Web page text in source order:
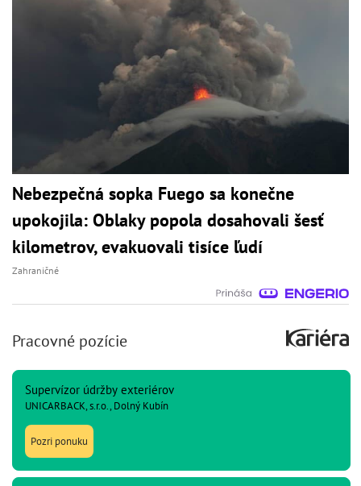
Nebezpečná sopka Fuego sa konečne
upokojila: Oblaky popola dosahovali šesť
kilometrov, evakuovali tisíce ľudí
Zahraničné
Pracovné pozície
Supervízor údržby exteriérov
UNICARBACK, s.r.o., Dolný Kubín
Pozri ponuku